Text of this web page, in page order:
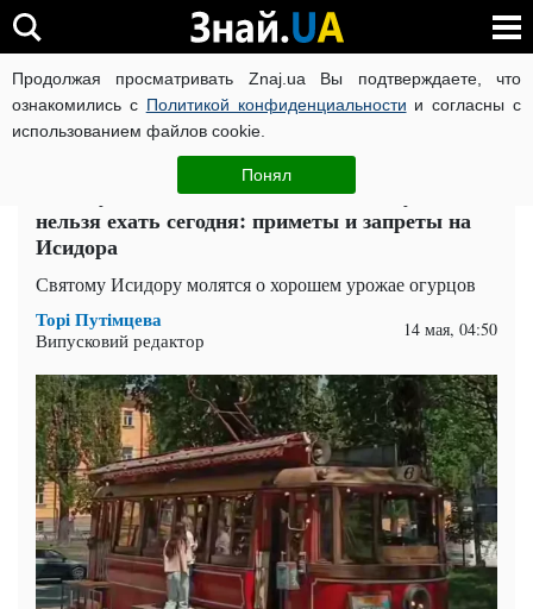
Продолжая просматривать Znaj.ua Вы подтверждаете, что
ознакомились с Политикой конфиденциальности и согласны с
использованием файлов cookie.
Понял
ВОЙНА РОССИИ ПРОТИВ УКРАИНЫ КОРОНАВИРУС В
ЧИТАТИ УКРАЇНСЬКОЮ
Зачем умываться молоком 14 мая и куда
нельзя ехать сегодня: приметы и запреты на
Исидора
Святому Исидору молятся о хорошем урожае огурцов
Торі Путімцева
Випусковий редактор 14 мая, 04:50